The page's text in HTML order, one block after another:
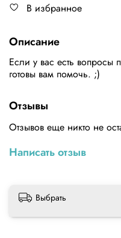
В избранное
Описание
Если у вас есть вопросы
готовы вам помочь. ;)
Отзывы
Отзывов еще никто не
Написать отзыв
Выбрать